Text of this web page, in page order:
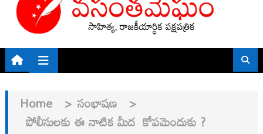
Home > సంభాషణ >
పోలీసులకు ఈ నాటిక మీద కోపమెందుకు ?